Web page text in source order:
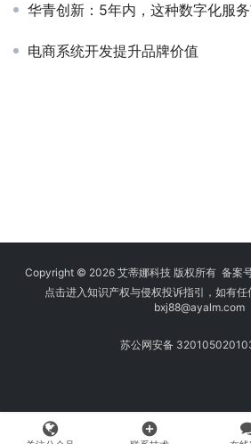
华青创新：5年内，这种数字化服务市场规模
电商系统开发提升品牌价值
Copyright © 2026 艾蒂娜科技 版权所有 备案号
点击进入知识产权与侵权投诉指引，如有
bxj88@ayalm.com
苏公网安备
add_circle